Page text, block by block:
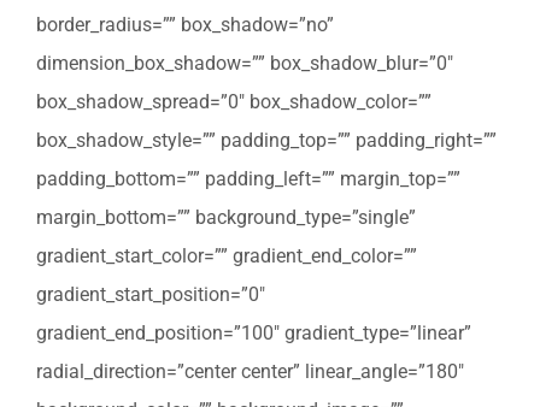
border_radius=”” box_shadow=”no”
dimension_box_shadow=”” box_shadow_blur=”0″
box_shadow_spread=”0″ box_shadow_color=””
box_shadow_style=”” padding_top=”” padding_right=””
padding_bottom=”” padding_left=”” margin_top=””
margin_bottom=”” background_type=”single”
gradient_start_color=”” gradient_end_color=””
gradient_start_position=”0″
gradient_end_position=”100″ gradient_type=”linear”
radial_direction=”center center” linear_angle=”180″